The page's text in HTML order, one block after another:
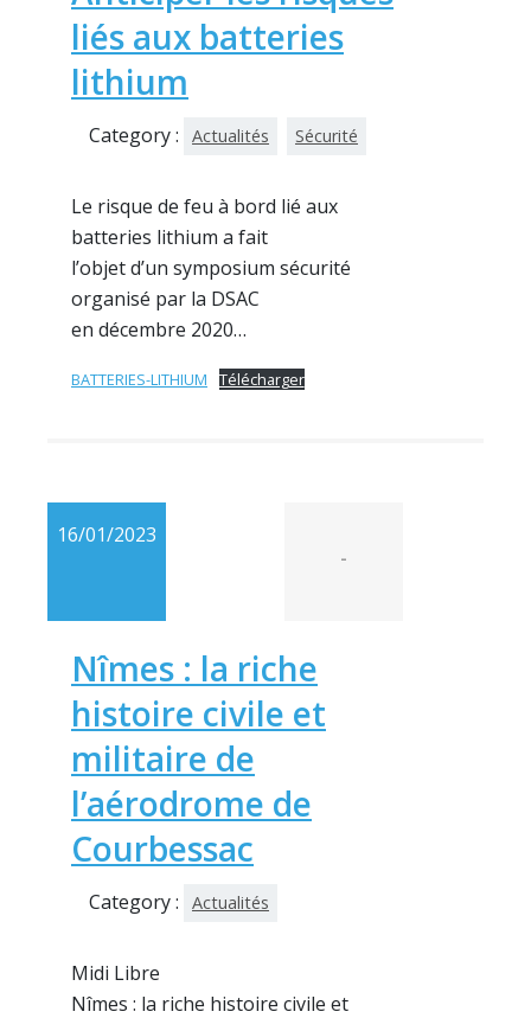
liés aux batteries
lithium
Category : Actualités Sécurité
Le risque de feu à bord lié aux
batteries lithium a fait
l’objet d’un symposium sécurité
organisé par la DSAC
en décembre 2020…
BATTERIES-LITHIUM Télécharger
16/01/2023
-
Nîmes : la riche
histoire civile et
militaire de
l’aérodrome de
Courbessac
Category : Actualités
Midi Libre
Nîmes : la riche histoire civile et